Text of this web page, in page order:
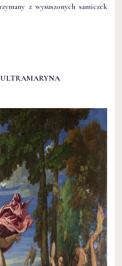
z wysuszonych samiczek
ULTRAMARYNA